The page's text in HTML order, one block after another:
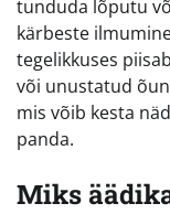
tunduda lõputu
kärbeste
tegelikkuses
või unustatud
mis võib kesta
panda.
Miks